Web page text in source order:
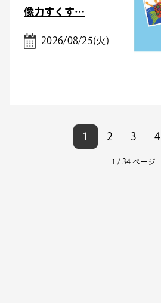
像力すくす…
2026/08/25(火)
1 2 3 4
1 / 34 ページ